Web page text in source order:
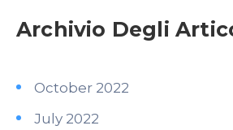
Archivio Degli
October 2022
July 2022